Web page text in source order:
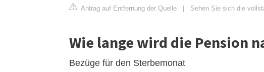
Antrag auf Entfernung der Quelle Sehen Sie sich die
Wie lange wird die Pension
Bezüge für den Sterbemonat